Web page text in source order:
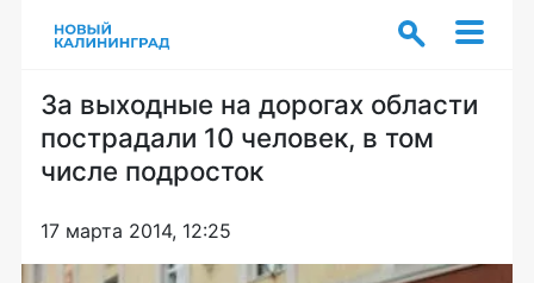
За выходные на дорогах области
пострадали 10 человек, в том
числе подросток
17 марта 2014, 12:25